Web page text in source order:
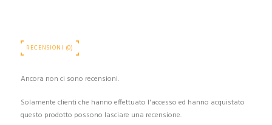
RECENSIONI (0)
Ancora non ci sono recensioni.
Solamente clienti che hanno effettuato l'accesso ed hanno acquistato
questo prodotto possono lasciare una recensione.